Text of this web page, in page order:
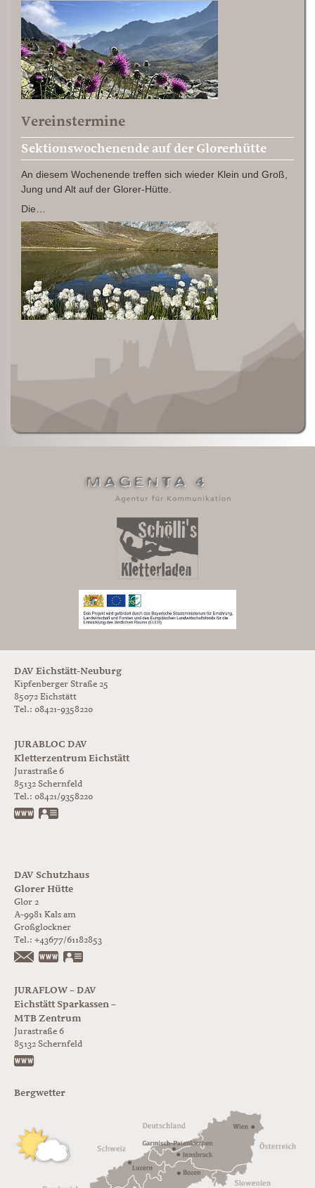
Vereinstermine
Sektionswochenende auf der Glorerhütte
An diesem Wochenende treffen sich wieder Klein und Groß,
Jung und Alt auf der Glorer-Hütte.
Die…
DAV Eichstätt-Neuburg
Kipfenberger Straße 25
85072 Eichstätt
Tel.: 08421-9358220
JURABLOC DAV
Kletterzentrum Eichstätt
Jurastraße 6
85132 Schernfeld
Tel.: 08421/9358220
www.jurabloc.de
DAV Schutzhaus
Glorer Hütte
Glor 2
A-9981 Kals am
Großglockner
Tel.: +43677/61182853
https://www.glorer-huette.at/
JURAFLOW – DAV
Eichstätt Sparkassen –
MTB Zentrum
Jurastraße 6
85132 Schernfeld
Bergwetter